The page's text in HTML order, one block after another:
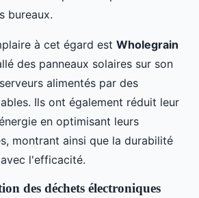
bureaux.
à cet égard est Wholegrain
des panneaux solaires sur son
alimentés par des
Ils ont également réduit leur
en optimisant leurs
montrant ainsi que la durabilité
l'efficacité.
des déchets électroniques